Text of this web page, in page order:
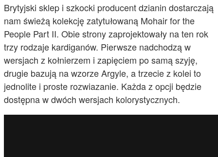
Brytyjski sklep i szkocki producent dzianin dostarczają
nam świeżą kolekcję zatytułowaną Mohair for the
People Part II. Obie strony zaprojektowały na ten rok
trzy rodzaje kardiganów. Pierwsze nadchodzą w
wersjach z kołnierzem i zapięciem po samą szyję,
drugie bazują na wzorze Argyle, a trzecie z kolei to
jednolite i proste rozwiazanie. Każda z opcji będzie
dostępna w dwóch wersjach kolorystycznych.